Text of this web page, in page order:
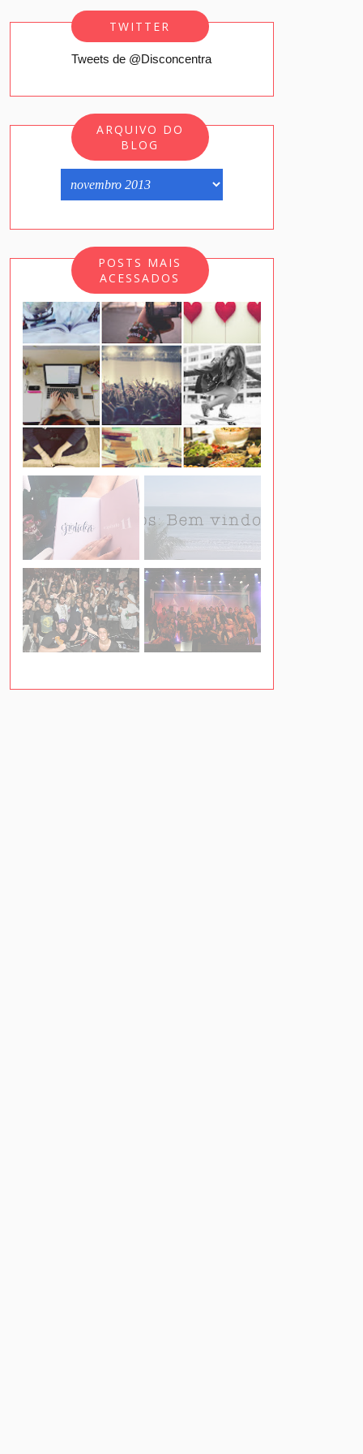
TWITTER
Tweets de @Disconcentra
ARQUIVO DO
BLOG
POSTS MAIS
ACESSADOS